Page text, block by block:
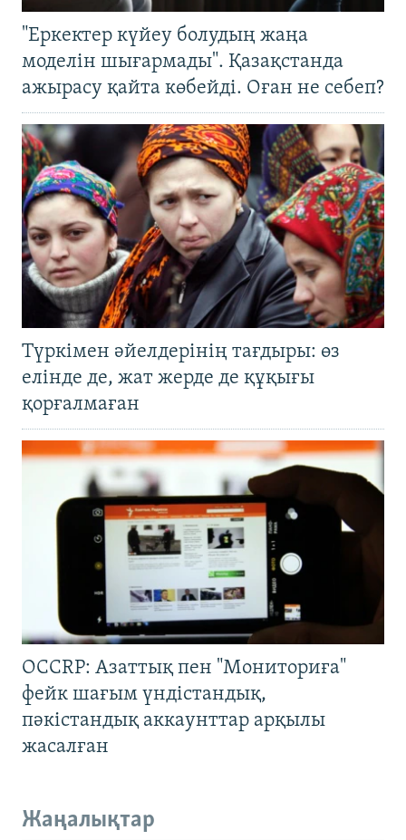
"Еркектер күйеу болудың жаңа
моделін шығармады". Қазақстанда
ажырасу қайта көбейді. Оған не себеп?
Түркімен әйелдерінің тағдыры: өз
елінде де, жат жерде де құқығы
қорғалмаған
OCCRP: Азаттық пен "Мониториға"
фейк шағым үндістандық,
пәкістандық аккаунттар арқылы
жасалған
Жаңалықтар